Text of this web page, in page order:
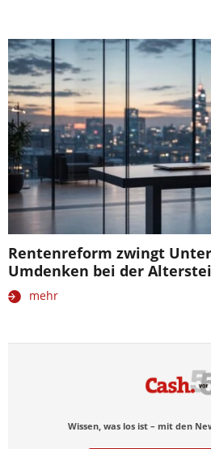
Rentenreform zwingt
Umdenken bei der
mehr
Wissen, was los ist – mit den